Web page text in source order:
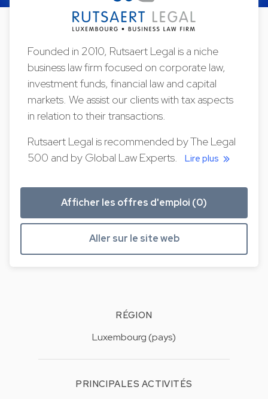
Founded in 2010, Rutsaert Legal is a niche
business law firm focused on corporate law,
investment funds, financial law and capital
markets. We assist our clients with tax aspects
in relation to their transactions.
Rutsaert Legal is recommended by The Legal
500 and by Global Law Experts.Lire plus
Afficher les offres d'emploi (0)
Aller sur le site web
RÉGION
Luxembourg (pays)
PRINCIPALES ACTIVITÉS